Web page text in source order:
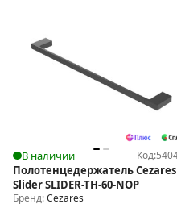
В наличии Код:
Полотенцедержатель Cezares
Slider SLIDER-TH-60-NOP
Бренд:Cezares